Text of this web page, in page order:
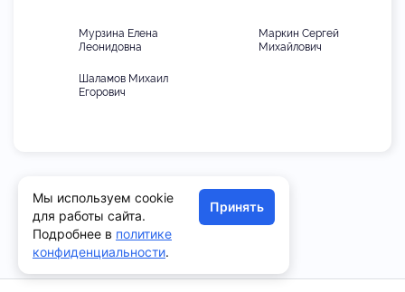
Мурзина Елена
Леонидовна
Маркин Сергей
Михайлович
Шаламов Михаил
Егорович
Мы используем cookie
для работы сайта.
Подробнее в политике
конфиденциальности.
Принять